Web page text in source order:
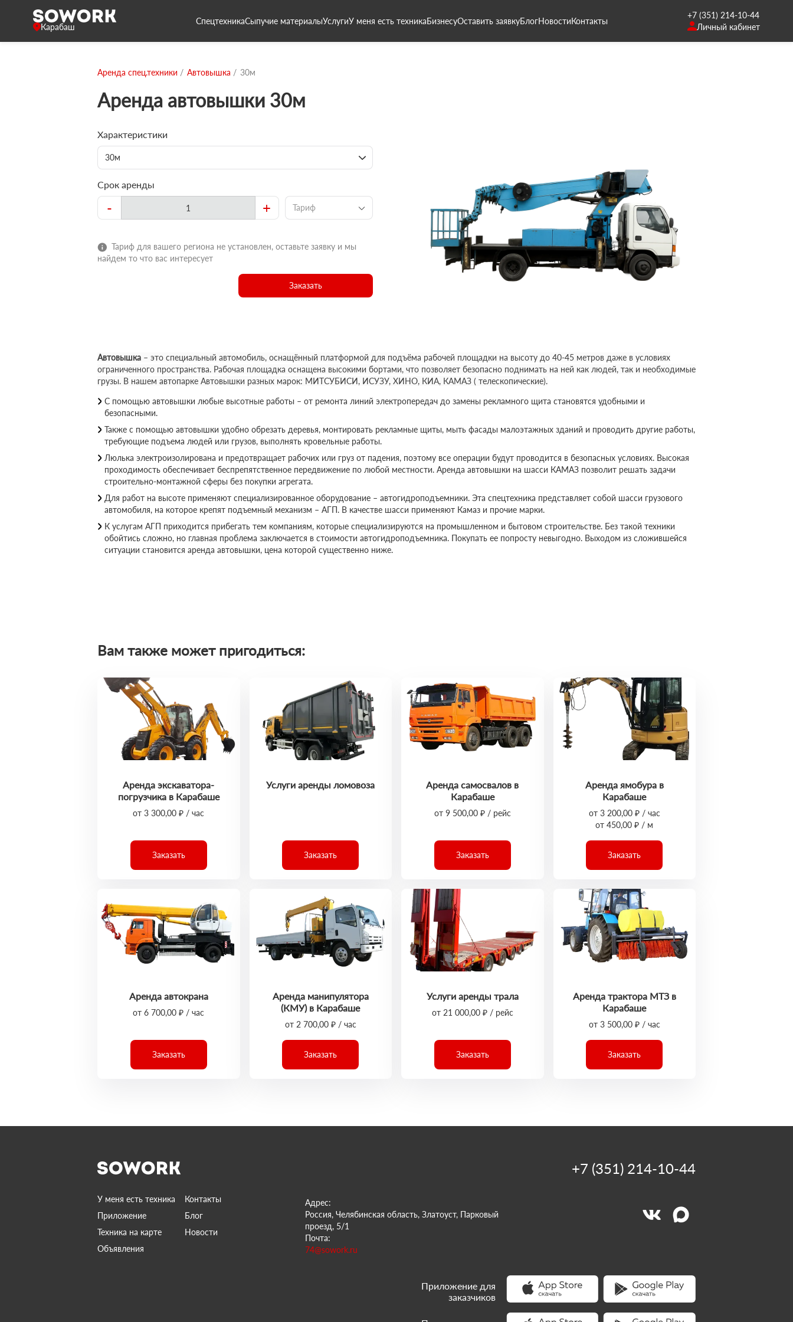
Карабаш
СпецтехникаСыпучие материалыУслугиУ меня есть техникаБизнесуОставить заявкуБлогНовостиКонтакты
+7 (351) 214-10-44
Личный кабинет
Аренда спец.техники Автовышка 30м
Аренда автовышки 30м
Характеристики
30м
Срок аренды
- + Тариф
Тариф для вашего региона не установлен, оставьте заявку и мы
найдем то что вас интересует
Заказать
Автовышка – это специальный автомобиль, оснащённый платформой для подъёма рабочей площадки на высоту до 40-45 метров даже в условиях
ограниченного пространства. Рабочая площадка оснащена высокими бортами, что позволяет безопасно поднимать на ней как людей, так и необходимые
грузы. В нашем автопарке Автовышки разных марок: МИТСУБИСИ, ИСУЗУ, ХИНО, КИА, КАМАЗ ( телескопические).
С помощью автовышки любые высотные работы – от ремонта линий электропередач до замены рекламного щита становятся удобными и
безопасными.
Также с помощью автовышки удобно обрезать деревья, монтировать рекламные щиты, мыть фасады малоэтажных зданий и проводить другие работы,
требующие подъема людей или грузов, выполнять кровельные работы.
Люлька электроизолирована и предотвращает рабочих или груз от падения, поэтому все операции будут проводится в безопасных условиях. Высокая
проходимость обеспечивает беспрепятственное передвижение по любой местности. Аренда автовышки на шасси КАМАЗ позволит решать задачи
строительно-монтажной сферы без покупки агрегата.
Для работ на высоте применяют специализированное оборудование – автогидроподъемники. Эта спецтехника представляет собой шасси грузового
автомобиля, на которое крепят подъемный механизм – АГП. В качестве шасси применяют Камаз и прочие марки.
К услугам АГП приходится прибегать тем компаниям, которые специализируются на промышленном и бытовом строительстве. Без такой техники
обойтись сложно, но главная проблема заключается в стоимости автогидроподъемника. Покупать ее попросту невыгодно. Выходом из сложившейся
ситуации становится аренда автовышки, цена которой существенно ниже.
Вам также может пригодиться:
Аренда экскаватора-
погрузчика в Карабаше
от 3 300,00 ₽ / час
Заказать
Услуги аренды ломовоза
Заказать
Аренда самосвалов в
Карабаше
от 9 500,00 ₽ / рейс
Заказать
Аренда ямобура в
Карабаше
от 3 200,00 ₽ / час
от 450,00 ₽ / м
Заказать
Аренда автокрана
от 6 700,00 ₽ / час
Заказать
Аренда манипулятора
(КМУ) в Карабаше
от 2 700,00 ₽ / час
Заказать
Услуги аренды трала
от 21 000,00 ₽ / рейс
Заказать
Аренда трактора МТЗ в
Карабаше
от 3 500,00 ₽ / час
Заказать
У меня есть техника
Контакты
Приложение
Блог
Техника на карте
Новости
Объявления
Адрес:
Россия, Челябинская область, Златоуст, Парковый
проезд, 5/1
Почта:
74@sowork.ru
+7 (351) 214-10-44
Приложение для
заказчиков